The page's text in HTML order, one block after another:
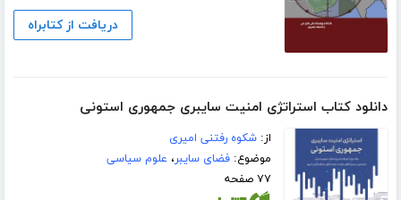
دریافت از کتابراه
دانلود کتاب استراتژی امنیت سایبری جمهوری استونی
از:شکوه رفتنی امیری
موضوع:فضای سایبر، علوم سیاسی
۷۷ صفحه